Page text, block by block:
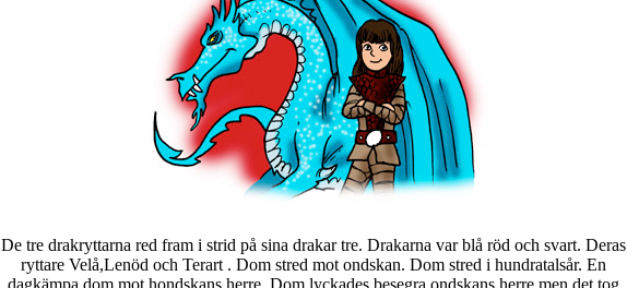
De tre drakryttarna red fram i strid på sina drakar tre. Drakarna var blå röd och svart. Deras
ryttare Velå,Lenöd och Terart . Dom stred mot ondskan. Dom stred i hundratalsår. En
dagkämpa dom mot hondskans herre. Dom lyckades besegra ondskans herre men det tog